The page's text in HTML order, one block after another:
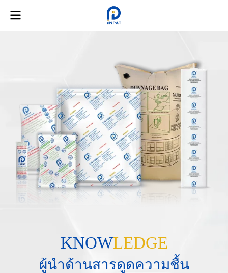
KNOWLEDGE
ผู้นำด้านสารดูดความชื้น